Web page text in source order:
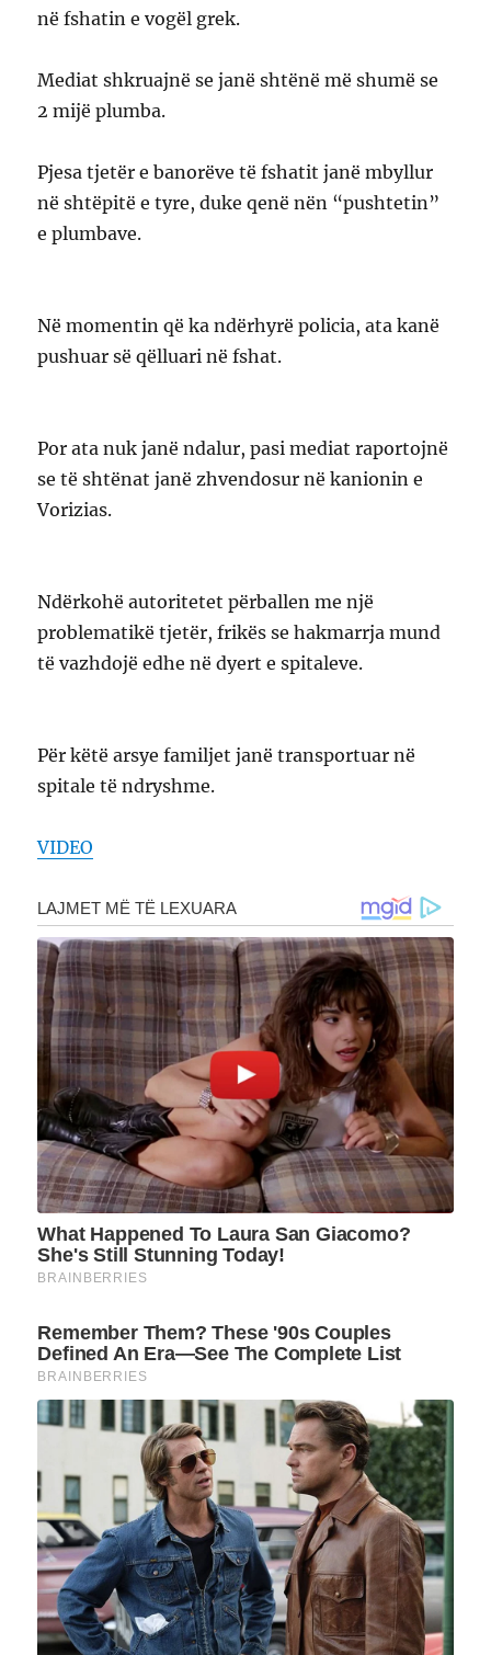
në fshatin e vogël grek.
Mediat shkruajnë se janë shtënë më shumë se
2 mijë plumba.
Pjesa tjetër e banorëve të fshatit janë mbyllur
në shtëpitë e tyre, duke qenë nën “pushtetin”
e plumbave.
Në momentin që ka ndërhyrë policia, ata kanë
pushuar së qëlluari në fshat.
Por ata nuk janë ndalur, pasi mediat raportojnë
se të shtënat janë zhvendosur në kanionin e
Vorizias.
Ndërkohë autoritetet përballen me një
problematikë tjetër, frikës se hakmarrja mund
të vazhdojë edhe në dyert e spitaleve.
Për këtë arsye familjet janë transportuar në
spitale të ndryshme.
VIDEO